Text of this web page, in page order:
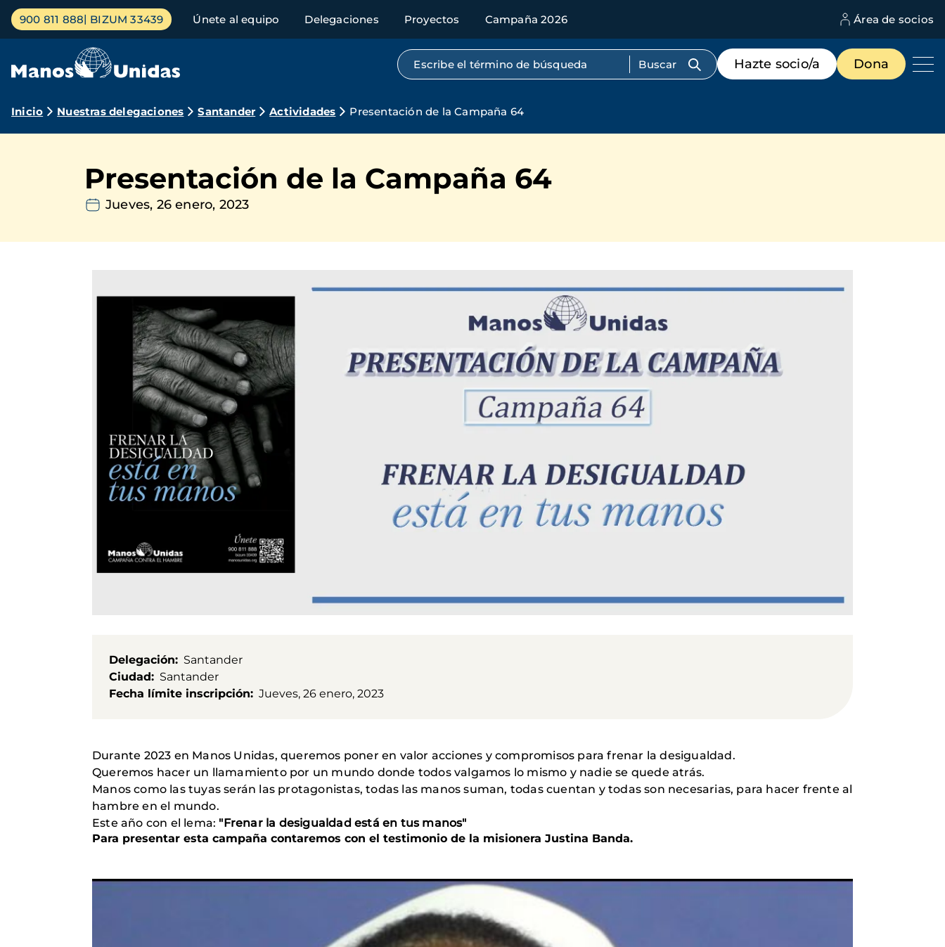
Pasar
contenido
Menú
principal
900 811 888 BIZUM 33439 Únete al equipo Delegaciones Proyectos Campaña 2026 Área de socios
Búsqueda por texto completo
Menú
de
destacados
Hazte socio/a Dona
Ruta
navegación
Inicio Nuestras delegaciones Santander Actividades Presentación de la Campaña 64
Presentación de la Campaña 64
Jueves, 26 enero, 2023
Delegación
Santander
Ciudad
Santander
Fecha límite inscripción
Jueves, 26 enero, 2023
Durante 2023 en Manos Unidas, queremos poner en valor acciones y compromisos para frenar la desigualdad.
Queremos hacer un llamamiento por un mundo donde todos valgamos lo mismo y nadie se quede atrás.
Manos como las tuyas serán las protagonistas, todas las manos suman, todas cuentan y todas son necesarias, para hacer frente al
hambre en el mundo.
Este año con el lema: "Frenar la desigualdad está en tus manos"
Para presentar esta campaña contaremos con el testimonio de la misionera Justina Banda.